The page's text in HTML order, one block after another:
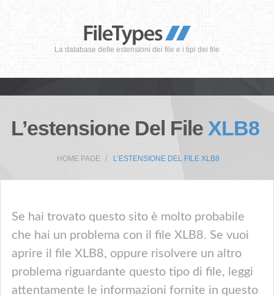
La database delle estensioni dei file e i tipi dei file
L’estensione Del File XLB8
HOME PAGE L’ESTENSIONE DEL FILE XLB8
Se hai trovato questo sito è molto probabile
che hai un problema con il file XLB8. Se vuoi
aprire il file XLB8, oppure risolvere un altro
problema riguardante questo tipo di file, leggi
attentamente le informazioni fornite in questo